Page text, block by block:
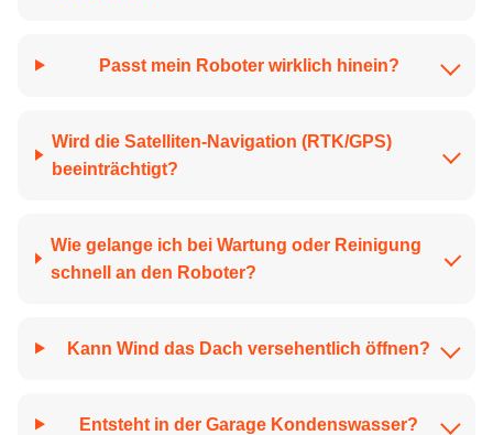
Passt mein Roboter wirklich hinein?
Wird die Satelliten-Navigation (RTK/GPS)
beeinträchtigt?
Wie gelange ich bei Wartung oder Reinigung
schnell an den Roboter?
Kann Wind das Dach versehentlich öffnen?
Entsteht in der Garage Kondens­wasser?